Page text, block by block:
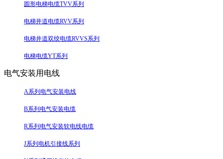
圆形电梯电缆TVV系列
电梯井道电缆RVV系列
电梯井道双绞电缆RVVS系列
电梯电缆YT系列
电气安装用电线
A系列电气安装电线
B系列电气安装电缆
R系列电气安装软电线电缆
J系列电机引接线系列